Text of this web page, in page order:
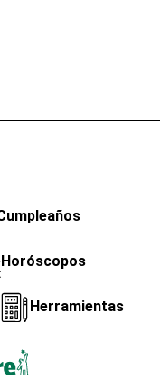
Horóscopos
Herramientas